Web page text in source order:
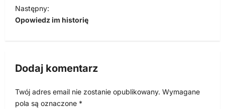
i
g
j
w
Następny:
Opowiedz im historię
Dodaj komentarz
Twój adres email nie zostanie opublikowany. Wymagane
pola są oznaczone *